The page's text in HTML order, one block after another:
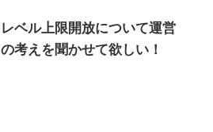
レベル上限開放について運営
の考えを聞かせて欲しい！